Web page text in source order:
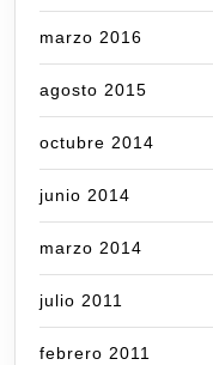
marzo 2016
agosto 2015
octubre 2014
junio 2014
marzo 2014
julio 2011
febrero 2011